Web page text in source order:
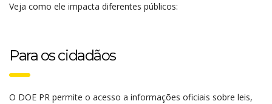
Veja como ele impacta diferentes públicos:
Para os cidadãos
O DOE PR permite o acesso a informações oficiais sobre leis,